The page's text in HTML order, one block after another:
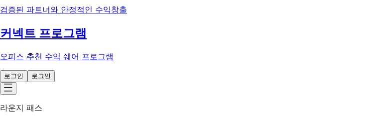
검증된 파트너와 안정적인 수익창출
커넥트 프로그램
오피스 추천 수익 쉐어 프로그램
로그인 로그인
라운지 패스